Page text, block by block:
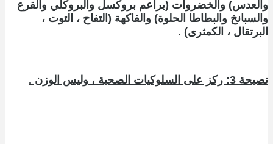
والعدس) والخضروات (براعم بروكسل والبروكلي والقرع
والسبانخ والبطاطا الحلوة) والفاكهة (التفاح ، التوت ،
البرتقال ، الكمثرى) .
نصيحة 3: ركز على السلوكيات الصحية ، وليس الوزن .